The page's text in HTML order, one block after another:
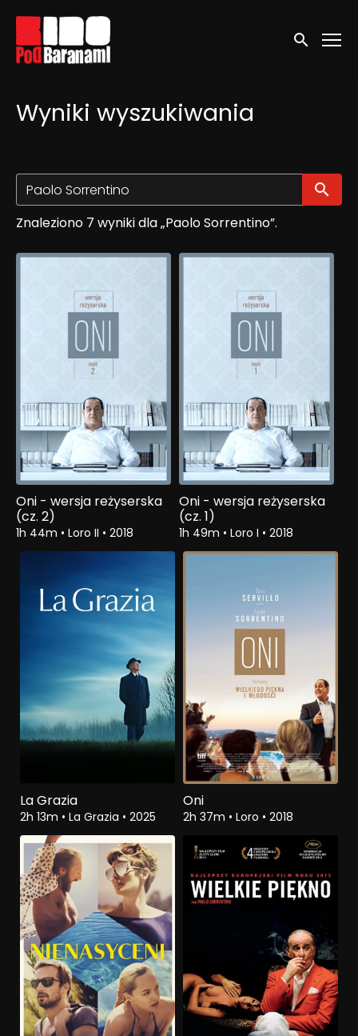
Linki ułatwień dostępu
Wyszukaj
Wyniki wyszukiwania
Znaleziono 7 wyniki dla „Paolo Sorrentino”.
Oni - wersja reżyserska
(cz. 2)
1h 44m • Loro II • 2018
Oni - wersja reżyserska
(cz. 1)
1h 49m • Loro I • 2018
La Grazia
2h 13m • La Grazia • 2025
Oni
2h 37m • Loro • 2018